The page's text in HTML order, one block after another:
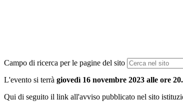
Campo di ricerca per le pagine del sito
L'evento si terrà giovedì 16 novembre 2023 alle ore
Qui di seguito il link all'avviso pubblicato nel sito